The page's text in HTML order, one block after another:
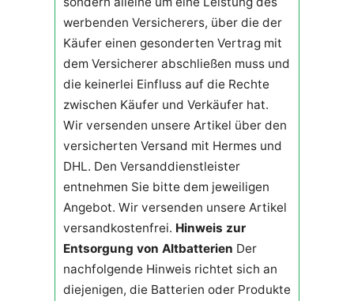
werbenden Versicherers, über die der
Käufer einen gesonderten Vertrag mit
dem Versicherer abschließen muss und
die keinerlei Einfluss auf die Rechte
zwischen Käufer und Verkäufer hat.
Wir versenden unsere Artikel über den
versicherten Versand mit Hermes und
DHL. Den Versanddienstleister
entnehmen Sie bitte dem jeweiligen
Angebot. Wir versenden unsere Artikel
versandkostenfrei. Hinweis zur
Entsorgung von Altbatterien Der
nachfolgende Hinweis richtet sich an
diejenigen, die Batterien oder Produkte